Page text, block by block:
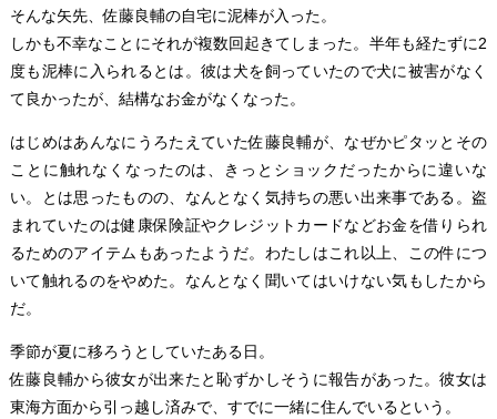
そんな矢先、佐藤良輔の自宅に泥棒が入った。
しかも不幸なことにそれが複数回起きてしまった。半年も経たずに2
度も泥棒に入られるとは。彼は犬を飼っていたので犬に被害がなく
て良かったが、結構なお金がなくなった。
はじめはあんなにうろたえていた佐藤良輔が、なぜかピタッとその
ことに触れなくなったのは、きっとショックだったからに違いな
い。とは思ったものの、なんとなく気持ちの悪い出来事である。盗
まれていたのは健康保険証やクレジットカードなどお金を借りられ
るためのアイテムもあったようだ。わたしはこれ以上、この件につ
いて触れるのをやめた。なんとなく聞いてはいけない気もしたから
だ。
季節が夏に移ろうとしていたある日。
佐藤良輔から彼女が出来たと恥ずかしそうに報告があった。彼女は
東海方面から引っ越し済みで、すでに一緒に住んでいるという。